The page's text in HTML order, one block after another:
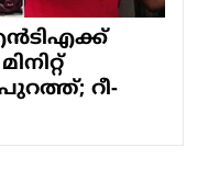
റീ-